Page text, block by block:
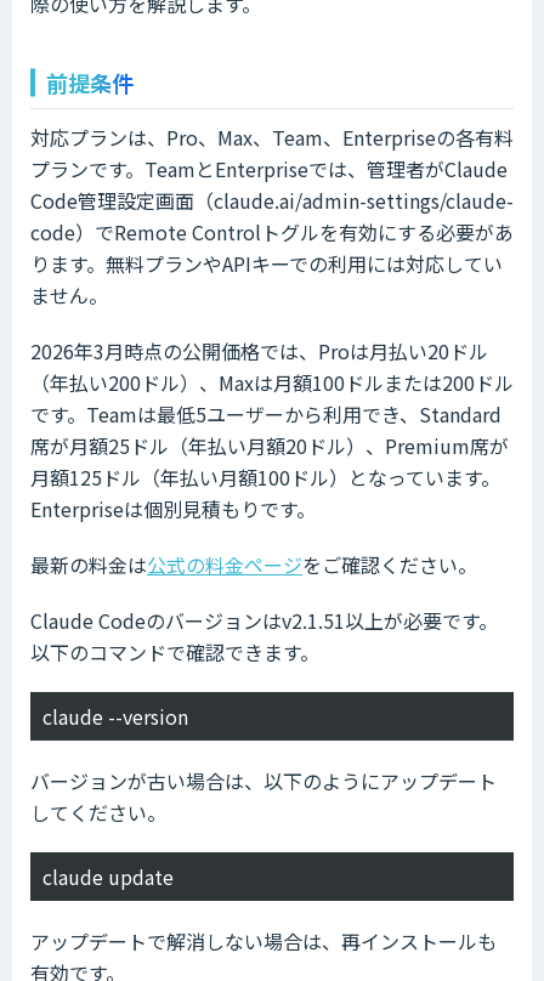
前提条件
対応プランは、Pro、Max、Team、Enterpriseの各有料
プランです。TeamとEnterpriseでは、管理者がClaude
Code管理設定画面（claude.ai/admin-settings/claude-
code）でRemote Controlトグルを有効にする必要があ
ります。無料プランやAPIキーでの利用には対応してい
ません。
2026年3月時点の公開価格では、Proは月払い20ドル
（年払い200ドル）、Maxは月額100ドルまたは200ドル
です。Teamは最低5ユーザーから利用でき、Standard
席が月額25ドル（年払い月額20ドル）、Premium席が
月額125ドル（年払い月額100ドル）となっています。
Enterpriseは個別見積もりです。
最新の料金は公式の料金ページをご確認ください。
Claude Codeのバージョンはv2.1.51以上が必要です。
以下のコマンドで確認できます。
claude --version
バージョンが古い場合は、以下のようにアップデート
してください。
claude update
アップデートで解消しない場合は、再インストールも
有効です。